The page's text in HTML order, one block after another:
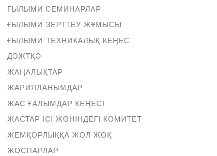
ҒЫЛЫМИ СЕМИНАРЛАР
ҒЫЛЫМИ-ЗЕРТТЕУ ЖҰМЫСЫ
ҒЫЛЫМИ-ТЕХНИКАЛЫҚ КЕҢЕС
ДЭЖТҚӘ
ЖАҢАЛЫҚТАР
ЖАРИЯЛАНЫМДАР
ЖАС ҒАЛЫМДАР КЕҢЕСІ
ЖАСТАР ІСІ ЖӨНІНДЕГІ КОМИТЕТ
ЖЕМҚОРЛЫҚҚА ЖОЛ ЖОҚ
ЖОСПАРЛАР